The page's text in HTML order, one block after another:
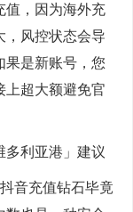
值，因为海外充
，风控状态会导
果是新账号，您
上超大额避免官
多利亚港」建议
音充值钻石毕竟